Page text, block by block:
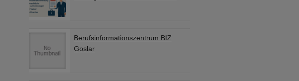
Berufsinformationszentrum BIZ
Goslar